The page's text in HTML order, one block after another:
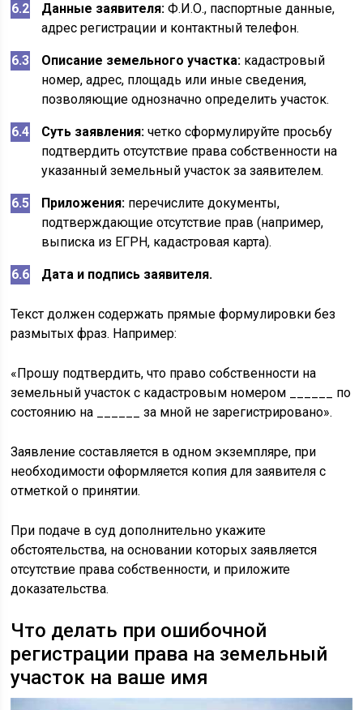
Данные заявителя: Ф.И.О., паспортные данные,
адрес регистрации и контактный телефон.
Описание земельного участка: кадастровый
номер, адрес, площадь или иные сведения,
позволяющие однозначно определить участок.
Суть заявления: четко сформулируйте просьбу
подтвердить отсутствие права собственности на
указанный земельный участок за заявителем.
Приложения: перечислите документы,
подтверждающие отсутствие прав (например,
выписка из ЕГРН, кадастровая карта).
Дата и подпись заявителя.
Текст должен содержать прямые формулировки без
размытых фраз. Например:
«Прошу подтвердить, что право собственности на
земельный участок с кадастровым номером ______ по
состоянию на ______ за мной не зарегистрировано».
Заявление составляется в одном экземпляре, при
необходимости оформляется копия для заявителя с
отметкой о принятии.
При подаче в суд дополнительно укажите
обстоятельства, на основании которых заявляется
отсутствие права собственности, и приложите
доказательства.
Что делать при ошибочной
регистрации права на земельный
участок на ваше имя